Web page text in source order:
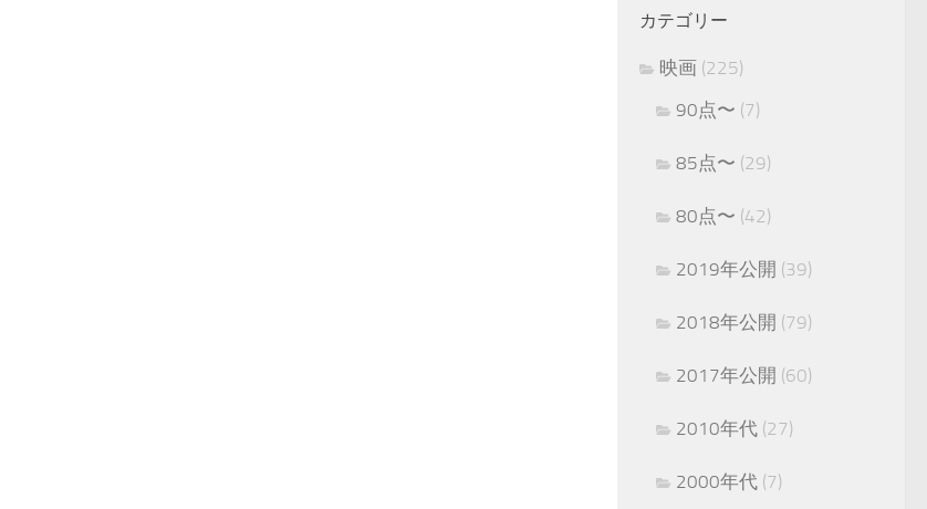
カテゴリー
映画 (225)
90点〜 (7)
85点〜 (29)
80点〜 (42)
2019年公開 (39)
2018年公開 (79)
2017年公開 (60)
2010年代 (27)
2000年代 (7)